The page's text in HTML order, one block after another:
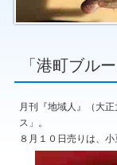
「港町ブル
月刊『地域人』（大
ス」。
８月１０日売りは、小